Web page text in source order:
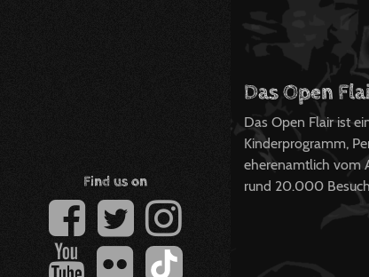
Find us on
Das Open
Das Open Flair ist
Kinderprogramm,
eherenamtlich vom
rund 20.000